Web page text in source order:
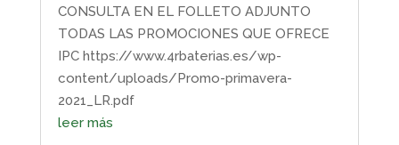
CONSULTA EN EL FOLLETO ADJUNTO
TODAS LAS PROMOCIONES QUE OFRECE
IPC https://www.4rbaterias.es/wp-
content/uploads/Promo-primavera-
2021_LR.pdf
leer más